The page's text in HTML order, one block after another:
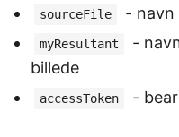
sourceFile - navn
myResultant
-
billede
accessToken -